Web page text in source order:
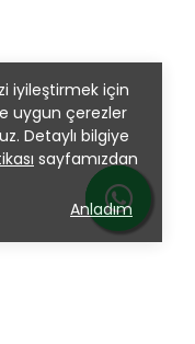
iyileştirmek için
uygun çerezler
Detaylı bilgiye
sayfamızdan
Anladım